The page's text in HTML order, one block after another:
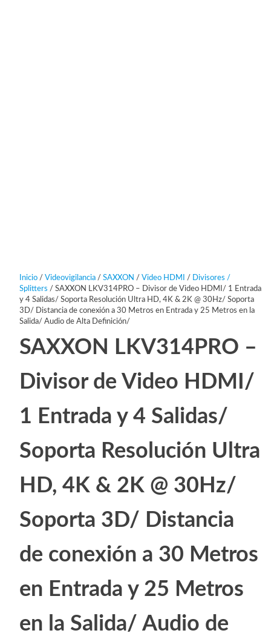
Inicio/ Videovigilancia/ SAXXON / Video HDMI / Divisores /
Splitters / SAXXON LKV314PRO – Divisor de Video HDMI/ 1 Entrada
y 4 Salidas/ Soporta Resolución Ultra HD, 4K & 2K @ 30Hz/ Soporta
3D/ Distancia de conexión a 30 Metros en Entrada y 25 Metros en la
Salida/ Audio de Alta Definición/
SAXXON LKV314PRO –
Divisor de Video HDMI/
1 Entrada y 4 Salidas/
Soporta Resolución Ultra
HD, 4K & 2K @ 30Hz/
Soporta 3D/ Distancia
de conexión a 30 Metros
en Entrada y 25 Metros
en la Salida/ Audio de